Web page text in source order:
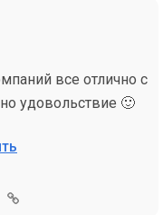
все отлично с
удовольствие 🙂